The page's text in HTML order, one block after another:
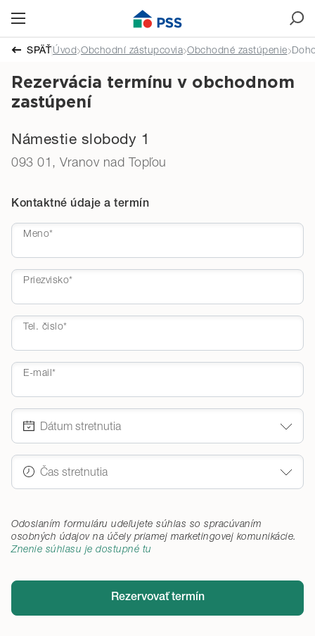
SPÄŤÚvod Obchodní zástupcovia Obchodné zastúpenie
Rezervácia termínu v obchodnom
zastúpení
Námestie slobody 1
093 01, Vranov nad Topľou
Kontaktné údaje a termín
Meno*
Priezvisko*
Tel. čislo*
E-mail*
Odoslaním formuláru udeľujete súhlas so spracúvaním
osobných údajov na účely priamej marketingovej komunikácie.
Znenie súhlasu je dostupné tu
Rezervovať termín